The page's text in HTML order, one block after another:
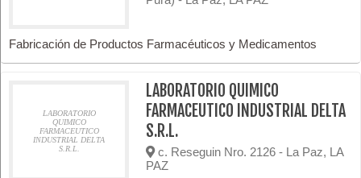
Fabricación de Productos Farmacéuticos y Medicamentos
LABORATORIO
QUIMICO
FARMACEUTICO
INDUSTRIAL DELTA
S.R.L.
LABORATORIO QUIMICO
FARMACEUTICO INDUSTRIAL DELTA
S.R.L.
c. Reseguin Nro. 2126 - La Paz, LA
PAZ